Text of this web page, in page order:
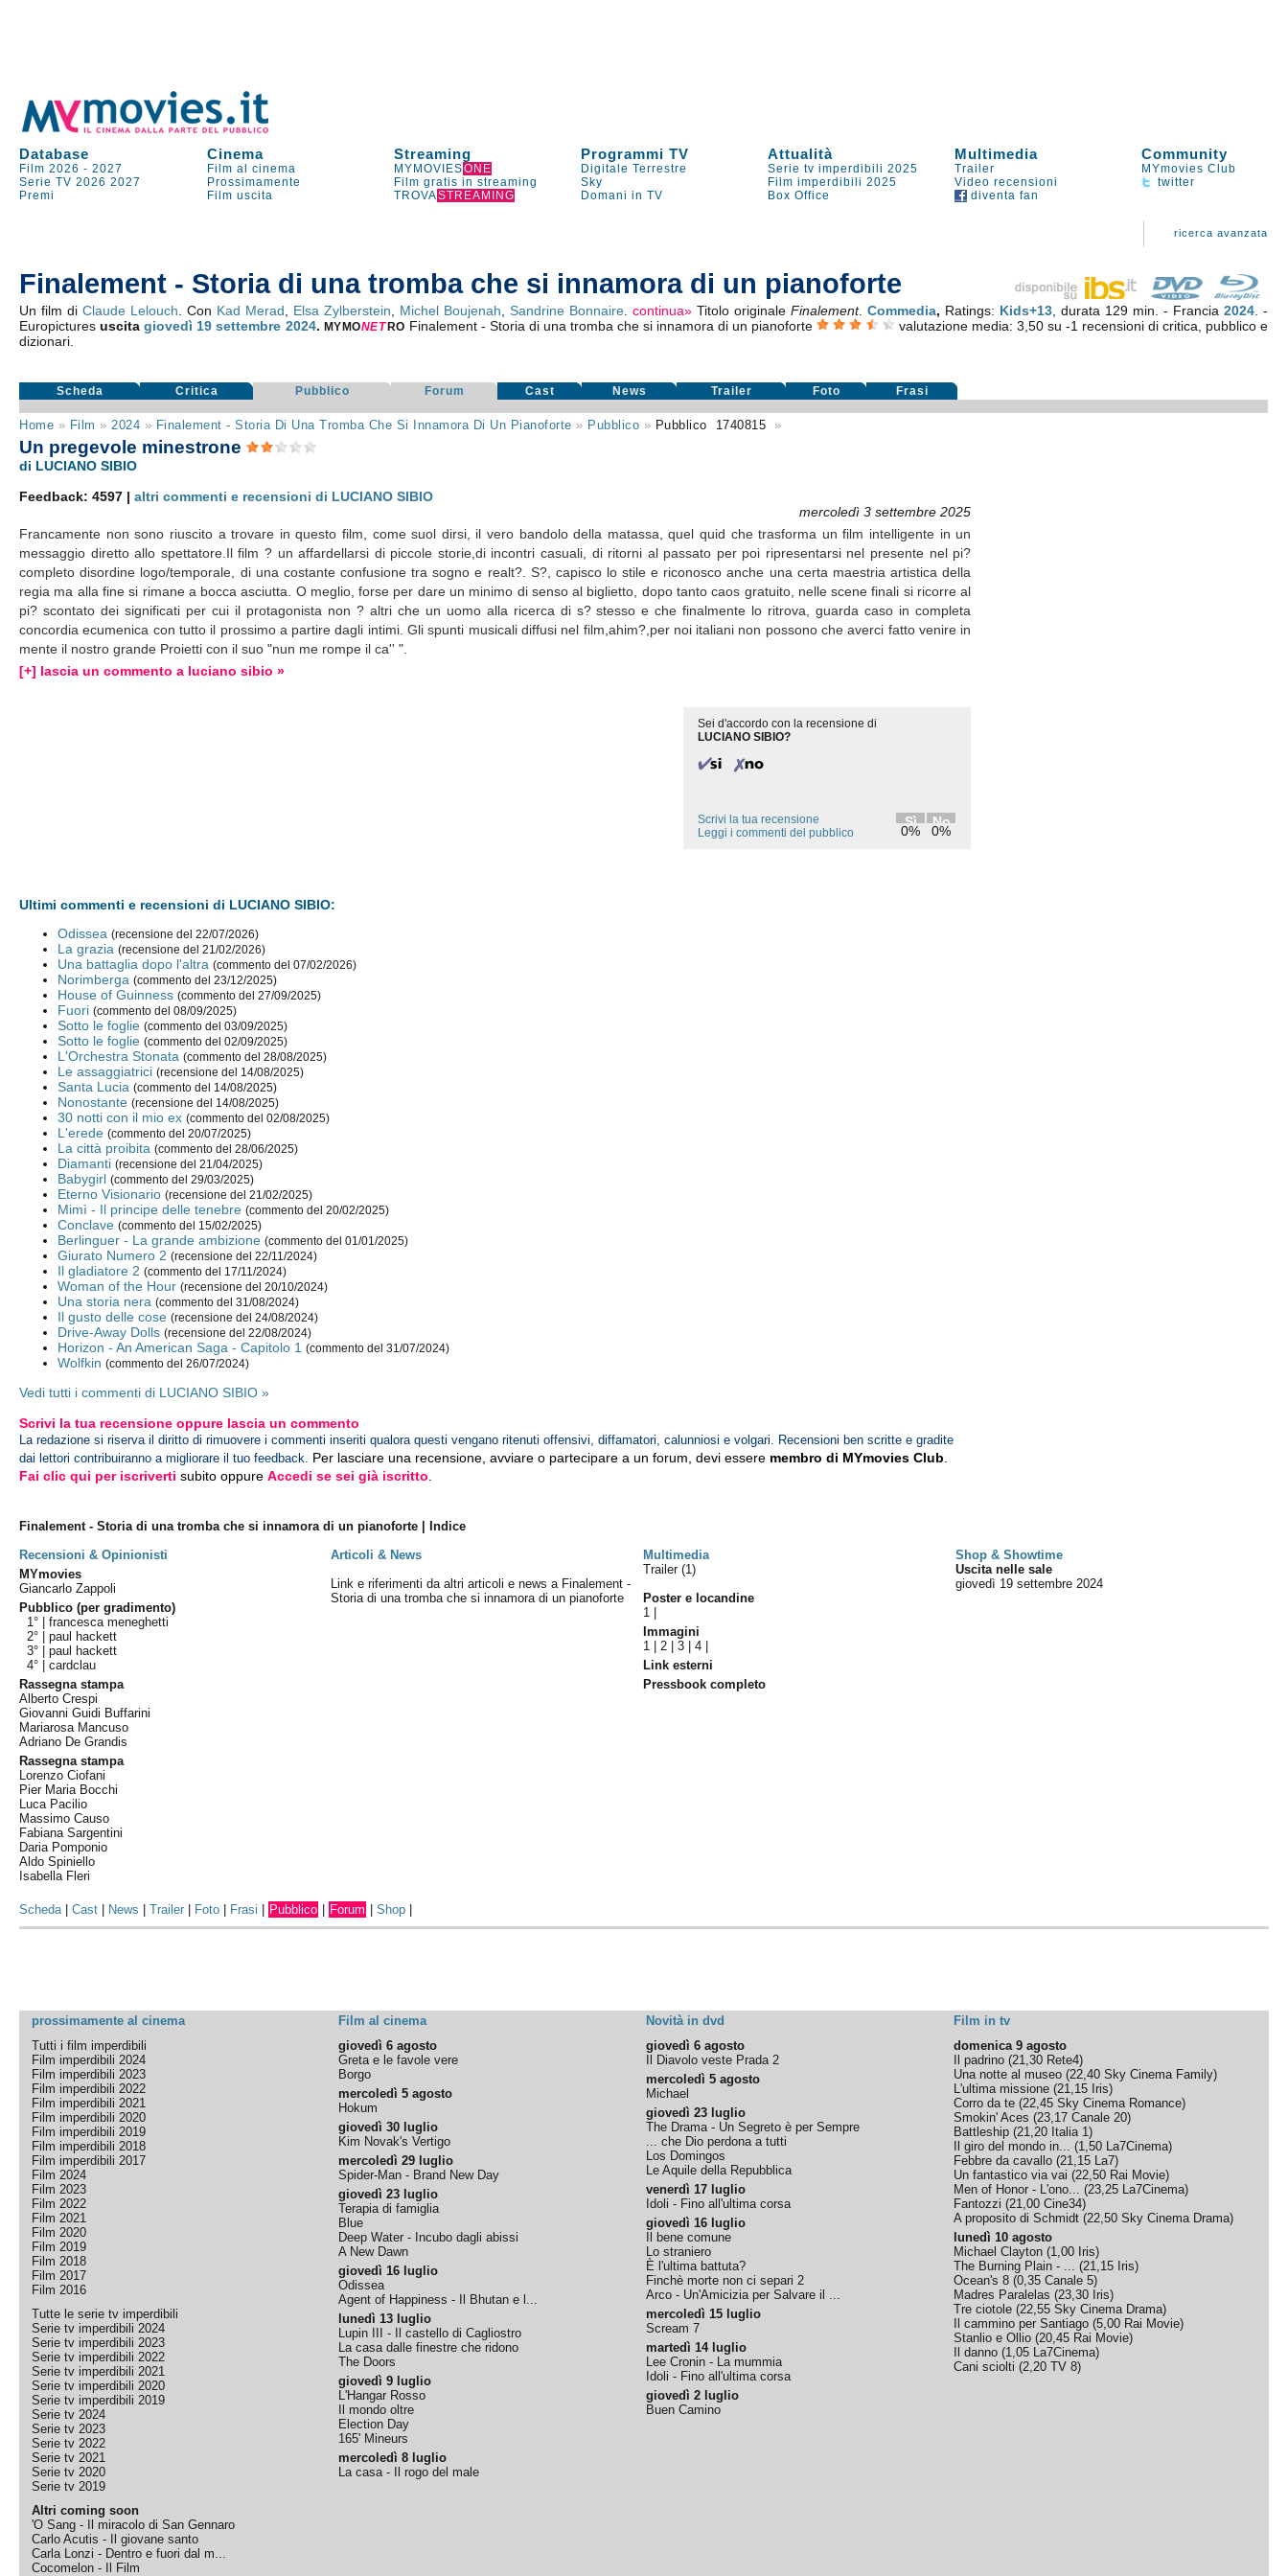
Database Cinema Streaming Programmi TV Attualità Multimedia Community
Film 2026 -2027 Film al cinema MYMOVIESONE Digitale Terrestre Serie tv imperdibili 2025 Trailer
MYmovies Club
Serie TV 2026 2027 Prossimamente Film gratis in streaming Sky Film imperdibili 2025 Video recensioni
twitter
Premi
Film uscita TROVASTREAMING Domani in TV Box Office diventa fan
ricerca avanzata
Finalement - Storia di una tromba che si innamora di un pianoforte
Un film diClaude Lelouch . Con Kad Merad Elsa Zylberstein Michel Boujenah ,Sandrine Bonnaire .continua» Titolo originaleFinalement.Commedia, Ratings: Kids+13 , durata 129 min. - Francia2024 . -
Europicturesuscitagiovedì 19 settembre 2024. MYMONET RO Finalement - Storia di una tromba che si innamora di un pianoforte valutazione media: 3,50 su-1 recensioni di critica, pubblico e
dizionari.
Scheda Critica Pubblico Forum Cast News Trailer Foto Frasi
Home » Film » 2024 » Finalement - Storia Di Una Tromba Che Si Innamora Di Un Pianoforte » Pubblico » Pubblico 1740815 »
Un pregevole minestrone
di LUCIANO SIBIO
Feedback: 4597 |altri commenti e recensioni di LUCIANO SIBIO
mercoledì 3 settembre 2025
Francamente non sono riuscito a trovare in questo film, come suol dirsi, il vero bandolo della matassa, quel quid che trasforma un film intelligente in un
messaggio diretto allo spettatore.Il film ? un affardellarsi di piccole storie,di incontri casuali, di ritorni al passato per poi ripresentarsi nel presente nel pi?
completo disordine logo/temporale, di una costante confusione tra sogno e realt?. S?, capisco lo stile e riconosco anche una certa maestria artistica della
regia ma alla fine si rimane a bocca asciutta. O meglio, forse per dare un minimo di senso al biglietto, dopo tanto caos gratuito, nelle scene finali si ricorre al
pi? scontato dei significati per cui il protagonista non ? altri che un uomo alla ricerca di s? stesso e che finalmente lo ritrova, guarda caso in completa
concordia ecumenica con tutto il prossimo a partire dagli intimi. Gli spunti musicali diffusi nel film,ahim?,per noi italiani non possono che averci fatto venire in
mente il nostro grande Proietti con il suo "nun me rompe il ca'' ".
[+] lascia un commento a luciano sibio »
Sei d'accordo con la recensione di
LUCIANO SIBIO?
Sì
0%
No
0%
Scrivi la tua recensione
Leggi i commenti del pubblico
Ultimi commenti e recensioni di LUCIANO SIBIO:
Odissea (recensione del 22/07/2026)
La grazia (recensione del 21/02/2026)
Una battaglia dopo l'altra (commento del 07/02/2026)
Norimberga (commento del 23/12/2025)
House of Guinness (commento del 27/09/2025)
Fuori (commento del 08/09/2025)
Sotto le foglie (commento del 03/09/2025)
Sotto le foglie (commento del 02/09/2025)
L'Orchestra Stonata (commento del 28/08/2025)
Le assaggiatrici (recensione del 14/08/2025)
Santa Lucia (commento del 14/08/2025)
Nonostante (recensione del 14/08/2025)
30 notti con il mio ex (commento del 02/08/2025)
L'erede (commento del 20/07/2025)
La città proibita (commento del 28/06/2025)
Diamanti (recensione del 21/04/2025)
Babygirl (commento del 29/03/2025)
Eterno Visionario (recensione del 21/02/2025)
Mimì - Il principe delle tenebre (commento del 20/02/2025)
Conclave (commento del 15/02/2025)
Berlinguer - La grande ambizione (commento del 01/01/2025)
Giurato Numero 2 (recensione del 22/11/2024)
Il gladiatore 2 (commento del 17/11/2024)
Woman of the Hour (recensione del 20/10/2024)
Una storia nera (commento del 31/08/2024)
Il gusto delle cose (recensione del 24/08/2024)
Drive-Away Dolls (recensione del 22/08/2024)
Horizon - An American Saga - Capitolo 1 (commento del 31/07/2024)
Wolfkin (commento del 26/07/2024)
Vedi tutti i commenti di LUCIANO SIBIO »
Scrivi la tua recensione oppure lascia un commento
La redazione si riserva il diritto di rimuovere i commenti inseriti qualora questi vengano ritenuti offensivi, diffamatori, calunniosi e volgari. Recensioni ben scritte e gradite
dai lettori contribuiranno a migliorare il tuo feedback. Per lasciare una recensione, avviare o partecipare a un forum, devi essere membro di MYmovies Club
Fai clic qui per iscriverti subito oppureAccedi se sei già iscritto
Finalement - Storia di una tromba che si innamora di un pianoforte | Indice
Recensioni & Opinionisti
Articoli & News Multimedia
Shop & Showtime
MYmovies
Giancarlo Zappoli
Pubblico (per gradimento)
1° |francesca meneghetti
2° |paul hackett
3° |paul hackett
4° |cardclau
Rassegna stampa
Alberto Crespi
Giovanni Guidi Buffarini
Mariarosa Mancuso
Adriano De Grandis
Rassegna stampa
Lorenzo Ciofani
Pier Maria Bocchi
Luca Pacilio
Massimo Causo
Fabiana Sargentini
Daria Pomponio
Aldo Spiniello
Isabella Fleri
Link e riferimenti da altri articoli e news a Finalement -
Storia di una tromba che si innamora di un pianoforte
Trailer (1)
Poster e locandine
1
Immagini
1 |2 |3 |4
Link esterni
Pressbook completo
Uscita nelle sale
giovedì 19 settembre 2024
Scheda|Cast News |Trailer Foto Frasi Pubblico Forum |Shop
prossimamente al cinema Film al cinema Novità in dvd
Film in tv
Tutti i film imperdibili
Film imperdibili 2024
Film imperdibili 2023
Film imperdibili 2022
Film imperdibili 2021
Film imperdibili 2020
Film imperdibili 2019
Film imperdibili 2018
Film imperdibili 2017
Film 2024
Film 2023
Film 2022
Film 2021
Film 2020
Film 2019
Film 2018
Film 2017
Film 2016
Tutte le serie tv imperdibili
Serie tv imperdibili 2024
Serie tv imperdibili 2023
Serie tv imperdibili 2022
Serie tv imperdibili 2021
Serie tv imperdibili 2020
Serie tv imperdibili 2019
Serie tv 2024
Serie tv 2023
Serie tv 2022
Serie tv 2021
Serie tv 2020
Serie tv 2019
Altri coming soon
'O Sang - Il miracolo di San Gennaro
Carlo Acutis - Il giovane santo
Carla Lonzi - Dentro e fuori dal m...
Cocomelon - Il Film
giovedì 6 agosto
Greta e le favole vere
Borgo
mercoledì 5 agosto
Hokum
giovedì 30 luglio
Kim Novak's Vertigo
mercoledì 29 luglio
Spider-Man - Brand New Day
giovedì 23 luglio
Terapia di famiglia
Blue
Deep Water - Incubo dagli abissi
A New Dawn
giovedì 16 luglio
Odissea
Agent of Happiness - Il Bhutan e l...
lunedì 13 luglio
Lupin III - Il castello di Cagliostro
La casa dalle finestre che ridono
The Doors
giovedì 9 luglio
L'Hangar Rosso
Il mondo oltre
Election Day
165' Mineurs
mercoledì 8 luglio
La casa - Il rogo del male
giovedì 6 agosto
Il Diavolo veste Prada 2
mercoledì 5 agosto
Michael
giovedì 23 luglio
The Drama - Un Segreto è per Sempre
... che Dio perdona a tutti
Los Domingos
Le Aquile della Repubblica
venerdì 17 luglio
Idoli - Fino all'ultima corsa
giovedì 16 luglio
Il bene comune
Lo straniero
È l'ultima battuta?
Finchè morte non ci separi 2
Arco - Un'Amicizia per Salvare il ...
mercoledì 15 luglio
Scream 7
martedì 14 luglio
Lee Cronin - La mummia
Idoli - Fino all'ultima corsa
giovedì 2 luglio
Buen Camino
domenica 9 agosto
Il padrino (21,30 Rete4)
Una notte al museo (22,40 Sky Cinema Family)
L'ultima missione (21,15 Iris)
Corro da te (22,45 Sky Cinema Romance)
Smokin' Aces (23,17 Canale 20)
Battleship (21,20 Italia 1)
Il giro del mondo in... (1,50 La7Cinema)
Febbre da cavallo (21,15 La7)
Un fantastico via vai (22,50 Rai Movie)
Men of Honor - L'ono... (23,25 La7Cinema)
Fantozzi (21,00 Cine34)
A proposito di Schmidt (22,50 Sky Cinema Drama)
lunedì 10 agosto
Michael Clayton (1,00 Iris)
The Burning Plain - ... (21,15 Iris)
Ocean's 8 (0,35 Canale 5)
Madres Paralelas (23,30 Iris)
Tre ciotole (22,55 Sky Cinema Drama)
Il cammino per Santiago (5,00 Rai Movie)
Stanlio e Ollio (20,45 Rai Movie)
Il danno (1,05 La7Cinema)
Cani sciolti (2,20 TV 8)